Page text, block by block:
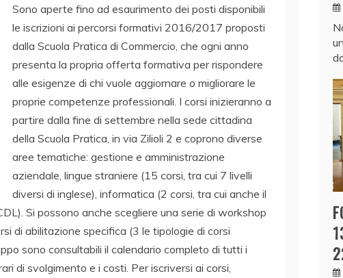
Sono aperte fino ad esaurimento dei posti disponibili
le iscrizioni ai percorsi formativi 2016/2017 proposti
dalla Scuola Pratica di Commercio, che ogni anno
presenta la propria offerta formativa per rispondere
alle esigenze di chi vuole aggiornare o migliorare le
proprie competenze professionali. I corsi inizieranno a
partire dalla fine di settembre nella sede cittadina
della Scuola Pratica, in via Zilioli 2 e coprono diverse
aree tematiche: gestione e amministrazione
aziendale, lingue straniere (15 corsi, tra cui 7 livelli
diversi di inglese), informatica (2 corsi, tra cui anche il
Si possono anche scegliere una serie di workshop
di abilitazione specifica (3 le tipologie di corsi
sono consultabili il calendario completo di tutti i
di svolgimento e i costi. Per iscriversi ai corsi,